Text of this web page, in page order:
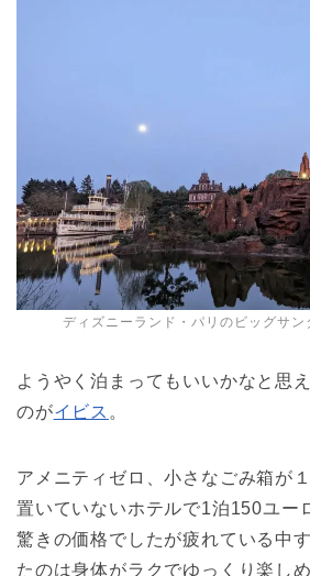
ディズニーランド・パリのビッグサン
ようやく泊まってもいいかなと思
のがイビス 。
アメニティゼロ、小さなごみ箱が
置いていないホテルで1泊150ユー
驚きの価格でしたが疲れている中
たのは身体がラクでゆっくり楽し